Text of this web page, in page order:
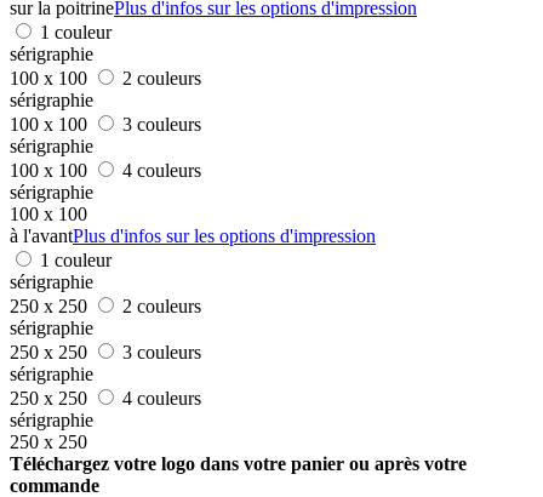
sur la poitrinePlus d'infos sur les options d'impression
1 couleur
sérigraphie
100 x 100
2 couleurs
sérigraphie
100 x 100
3 couleurs
sérigraphie
100 x 100
4 couleurs
sérigraphie
100 x 100
à l'avantPlus d'infos sur les options d'impression
1 couleur
sérigraphie
250 x 250
2 couleurs
sérigraphie
250 x 250
3 couleurs
sérigraphie
250 x 250
4 couleurs
sérigraphie
250 x 250
Téléchargez votre logo dans votre panier ou après votre
commande